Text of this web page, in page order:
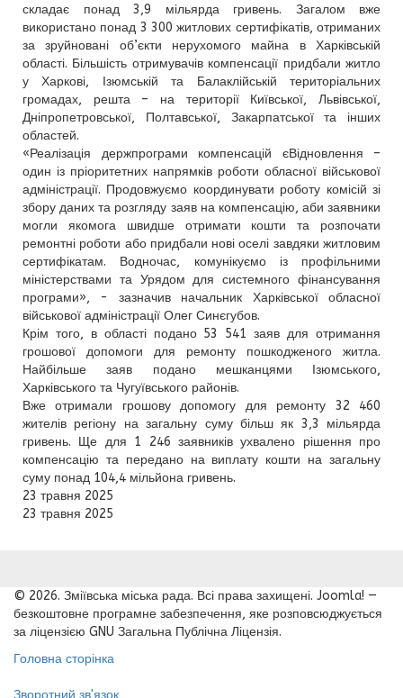
складає понад 3,9 мільярда гривень. Загалом вже
використано понад 3 300 житлових сертифікатів, отриманих
за зруйновані об’єкти нерухомого майна в Харківській
області. Більшість отримувачів компенсації придбали житло
у Харкові, Ізюмській та Балаклійській територіальних
громадах, решта – на території Київської, Львівської,
Дніпропетровської, Полтавської, Закарпатської та інших
областей.
«Реалізація держпрограми компенсацій єВідновлення –
один із пріоритетних напрямків роботи обласної військової
адміністрації. Продовжуємо координувати роботу комісій зі
збору даних та розгляду заяв на компенсацію, аби заявники
могли якомога швидше отримати кошти та розпочати
ремонтні роботи або придбали нові оселі завдяки житловим
сертифікатам. Водночас, комунікуємо із профільними
міністерствами та Урядом для системного фінансування
програми», - зазначив начальник Харківської обласної
військової адміністрації Олег Синєгубов.
Крім того, в області подано 53 541 заяв для отримання
грошової допомоги для ремонту пошкодженого житла.
Найбільше заяв подано мешканцями Ізюмського,
Харківського та Чугуївського районів.
Вже отримали грошову допомогу для ремонту 32 460
жителів регіону на загальну суму більш як 3,3 мільярда
гривень. Ще для 1 246 заявників ухвалено рішення про
компенсацію та передано на виплату кошти на загальну
суму понад 104,4 мільйона гривень.
23 травня 2025
23 травня 2025
© 2026. Зміївська міська рада. Всі права захищені. Joomla! —
безкоштовне програмне забезпечення, яке розповсюджується
за ліцензією GNU Загальна Публічна Ліцензія.
Головна сторінка
Зворотний зв'язок